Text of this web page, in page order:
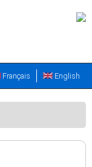
English
Français